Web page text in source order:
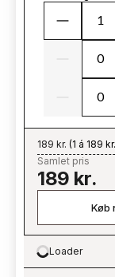
189 kr. (1 á 189 kr.
Samlet pris
189 kr.
Køb
Loading…
Loader